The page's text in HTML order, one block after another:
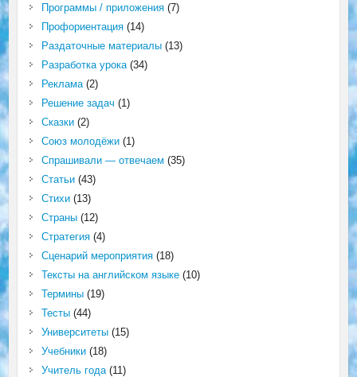
Программы / приложения(7)
Профориентация(14)
Раздаточные материалы(13)
Разработка урока(34)
Реклама(2)
Решение задач (1)
Сказки(2)
Союз молодёжи(1)
Спрашивали — отвечаем (35)
Статьи(43)
Стихи(13)
Страны(12)
Стратегия(4)
Сценарий мероприятия(18)
Тексты на английском языке(10)
Термины(19)
Тесты(44)
Университеты(15)
Учебники(18)
Учитель года(11)